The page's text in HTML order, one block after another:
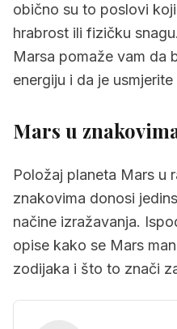
obično su to poslovi
hrabrost ili fizičku
Marsa pomaže vam da
energiju i da je
Mars u
Položaj planeta Mars u
znakovima donosi
načine izražavanja.
opise kako se Mars
zodijaka i što to znači